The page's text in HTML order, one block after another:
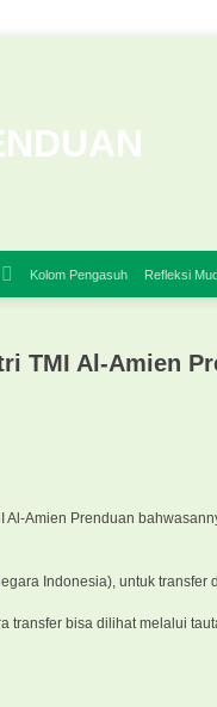
Kolom Pengasuh Refleksi
TMI Al-Amien
Amien Prenduan
Indonesia), untuk
transfer bisa dilihat melalui